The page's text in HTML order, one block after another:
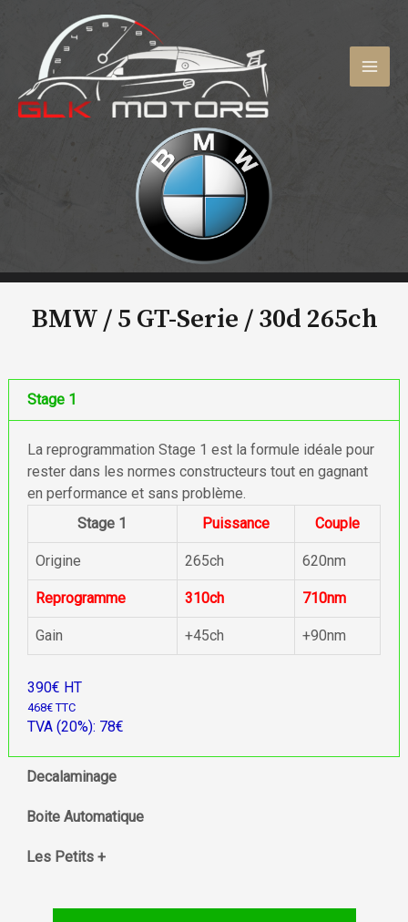
contenu
BMW / 5 GT-Serie /30d 265ch
Stage 1
La reprogrammation Stage 1 est la formule idéale pour
rester dans les normes constructeurs tout en gagnant
en performance et sans problème.
Stage 1
Puissance Couple
Origine 265ch 620nm
Reprogramme 310ch 710nm
Gain +45ch +90nm
390€ HT
468€ TTC
TVA (20%): 78€
Decalaminage
Boite Automatique
Les Petits +